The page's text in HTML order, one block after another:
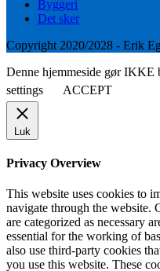
Byggeri
Det sker
Copyright 2020/2028 - Erik
Denne hjemmeside gør IKKE
settings
ACCEPT
Luk
Privacy Overview
This website uses cookies to
navigate through the website.
are categorized as necessary
essential for the working of
also use third-party cookies
you use this website. These